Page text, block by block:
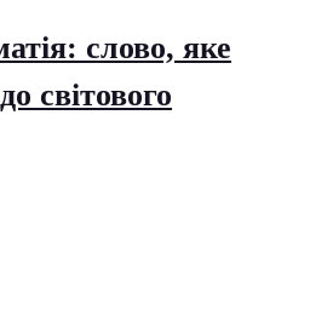
слово, яке
світового